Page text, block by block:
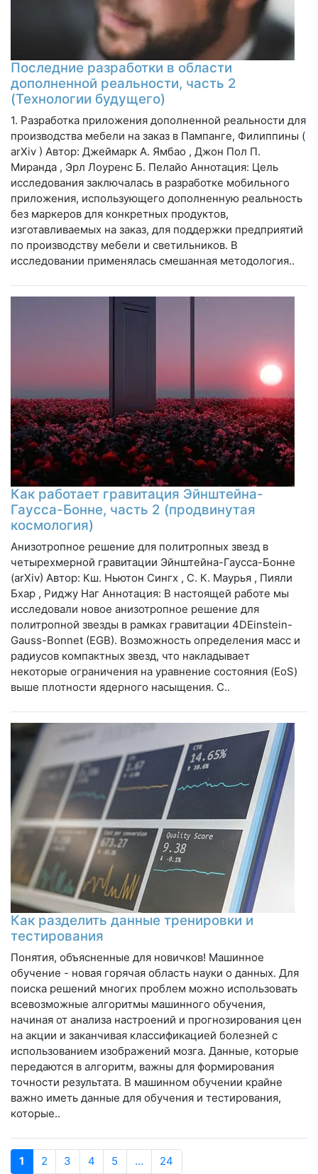
Последние разработки в области
дополненной реальности, часть 2
(Технологии будущего)
1. Разработка приложения дополненной реальности для
производства мебели на заказ в Пампанге, Филиппины (
arXiv ) Автор: Джеймарк А. Ямбао , Джон Пол П.
Миранда , Эрл Лоуренс Б. Пелайо Аннотация: Цель
исследования заключалась в разработке мобильного
приложения, использующего дополненную реальность
без маркеров для конкретных продуктов,
изготавливаемых на заказ, для поддержки предприятий
по производству мебели и светильников. В
исследовании применялась смешанная методология..
Как работает гравитация Эйнштейна-
Гаусса-Бонне, часть 2 (продвинутая
космология)
Анизотропное решение для политропных звезд в
четырехмерной гравитации Эйнштейна-Гаусса-Бонне
(arXiv) Автор: Кш. Ньютон Сингх , С. К. Маурья , Пияли
Бхар , Риджу Наг Аннотация: В настоящей работе мы
исследовали новое анизотропное решение для
политропной звезды в рамках гравитации 4DEinstein-
Gauss-Bonnet (EGB). Возможность определения масс и
радиусов компактных звезд, что накладывает
некоторые ограничения на уравнение состояния (EoS)
выше плотности ядерного насыщения. С..
Как разделить данные тренировки и
тестирования
Понятия, объясненные для новичков! Машинное
обучение - новая горячая область науки о данных. Для
поиска решений многих проблем можно использовать
всевозможные алгоритмы машинного обучения,
начиная от анализа настроений и прогнозирования цен
на акции и заканчивая классификацией болезней с
использованием изображений мозга. Данные, которые
передаются в алгоритм, важны для формирования
точности результата. В машинном обучении крайне
важно иметь данные для обучения и тестирования,
которые..
1 2 3 4 5 ... 24